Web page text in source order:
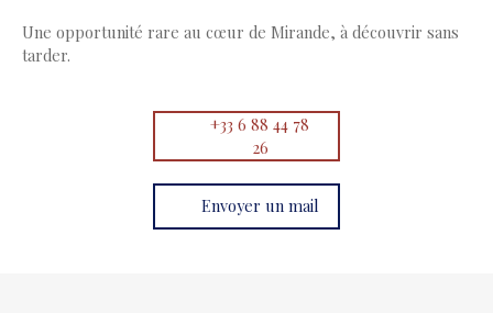
Une opportunité rare au cœur de Mirande, à découvrir sans
tarder.
+33 6 88 44 78
26
Envoyer un mail